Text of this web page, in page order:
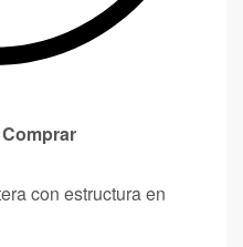
Comprar
con estructura en